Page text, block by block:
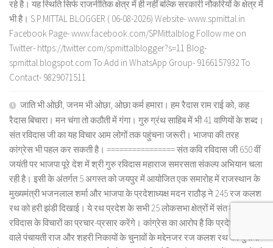
रहे है। यह स्थिति सिर्फ राजनीतिक क्षेत्र में ही नहीं बल्कि सरकारी नौकरियों के क्षेत्र में
भी है। S.P.MITTAL BLOGGER ( 06-08-2026) Website- www.spmittal.in
Facebook Page- www.facebook.com/SPMittalblog Follow me on
Twitter- https://twitter.com/spmittalblogger?s=11 Blog-
spmittal.blogspot.com To Add in WhatsApp Group- 9166157932 To
Contact- 9829071511
जाति भी ओछी, जनम भी ओछा, ओछा कर्म हमारा। हम रैदास राम राई को, कह
रैदास बिचारा। मन चंगा तो कठौती में गंगा। गुरु ग्रंथ साहिब में भी 41 वाणियों के शब्द।
संत रविदास जी का यह विचार आम लोगों तक पहुंचना जरूरी। भाजपा की तरह
कांग्रेस भी पहल कर सकती है। ================ संत कवि रविदास जी 650 वीं
जयंती पर भाजपा पूरे देश में श्री गुरु रविदास महाराज समरसता संकल्प अभियान चला
रही है। इसी के अंतर्गत 5 अगस्त को जयपुर में आयोजित एक समारोह में राजस्थान के
मुख्यमंत्री भजनलाल शर्मा और भाजपा के प्रदेशाध्यक्ष मदन राठौड़ ने 245 रज कलश
रथ को हरी झंडी दिखाई। ये रथ प्रदेश के सभी 25 लोकसभा क्षेत्रों में संत कवि
रविदास के विचारों का प्रचार-प्रसार करेंगे। कांग्रेस का आरोप है कि प्रदेश में होने
वाले पंचायती राज और शहरी निकायों के चुनावों के मद्देनजर रज कलश रथ को घुमाया